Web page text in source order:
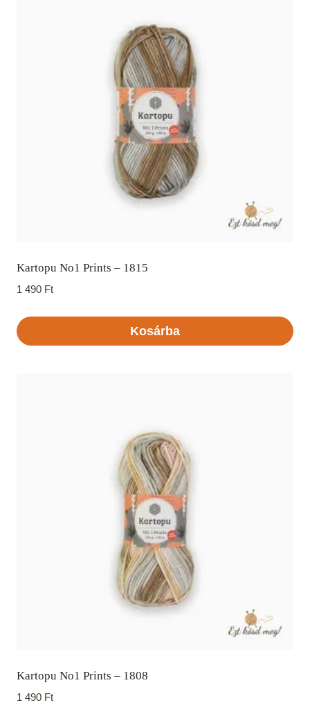
Kartopu No1 Prints – 1815
1 490 Ft
Kosárba
Kartopu No1 Prints – 1808
1 490 Ft